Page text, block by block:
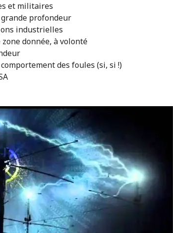
et militaires
profondeur
industrielles
donnée, à volonté
des foules (si, si !)